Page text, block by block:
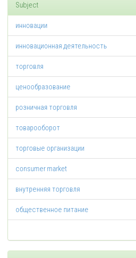
Subject
инновации
инновационная деятельность
торговля
ценообразование
розничная торговля
товарооборот
торговые организации
consumer market
внутренняя торговля
общественное питание